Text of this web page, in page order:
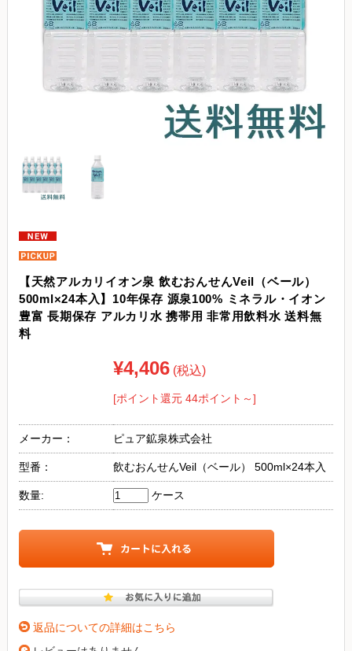
【天然アルカリイオン泉 飲むおんせんVeil（ベール）
500ml×24本入】10年保存 源泉100% ミネラル・イオン
豊富 長期保存 アルカリ水 携帯用 非常用飲料水 送料無
料
¥4,406 (税込)
[ポイント還元 44ポイント～]
メーカー： ピュア鉱泉株式会社
型番： 飲むおんせんVeil（ベール） 500ml×24本入
数量: ケース
返品についての詳細はこちら